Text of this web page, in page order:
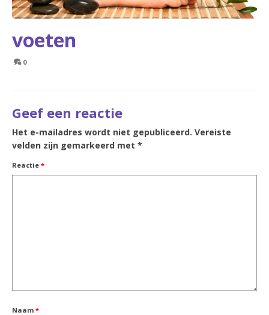
voeten
0
Geef een reactie
Het e-mailadres wordt niet gepubliceerd. Vereiste
velden zijn gemarkeerd met *
Reactie *
Naam *